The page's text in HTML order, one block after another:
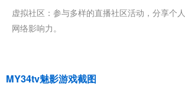
虚拟社区：参与多样的直播社区活动，分享个
网络影响力。
MY34tv魅影游戏截图